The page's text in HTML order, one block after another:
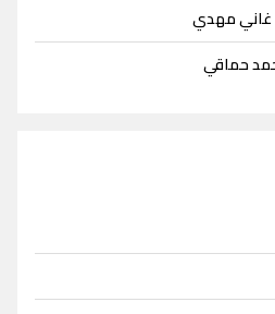
غاني مهدي
حماقي